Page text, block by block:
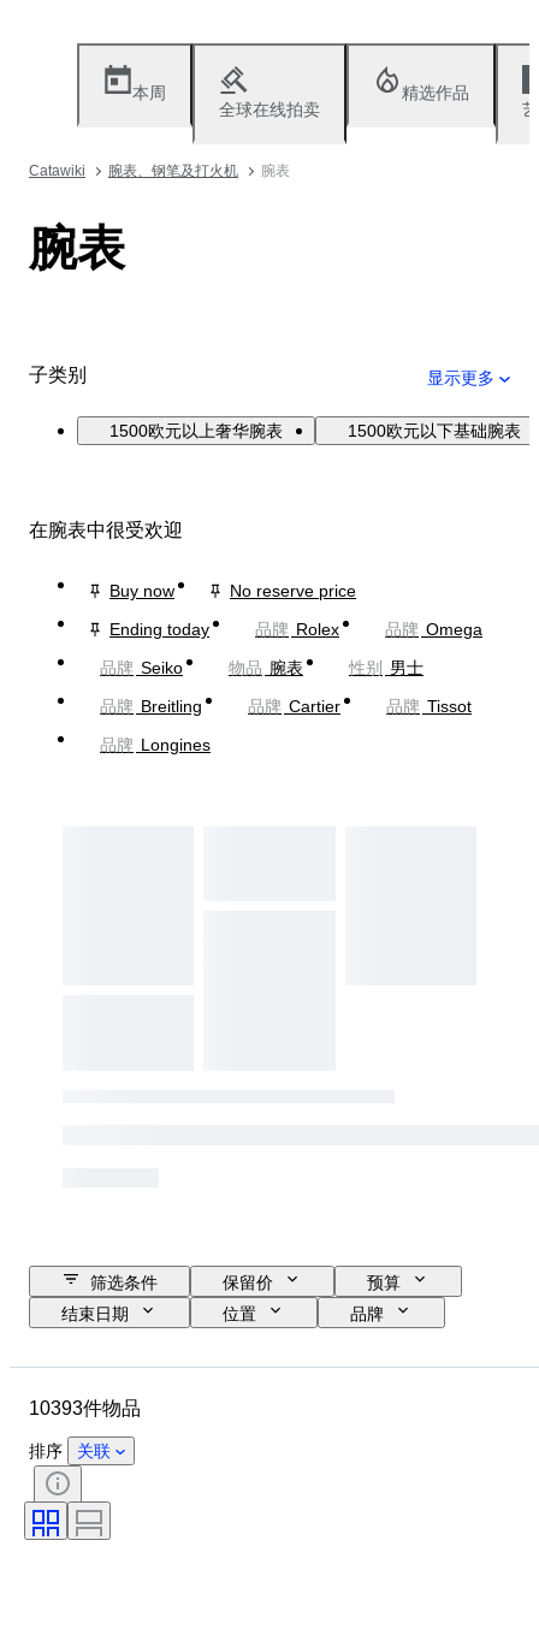
本周
全球在线拍卖
精选作品
Catawiki 腕表、钢笔及打火机 腕表
腕表
子类别 显示更多
1500欧元以上奢华腕表 1500欧元以下基础腕表
在腕表中很受欢迎
Buy now
No reserve price
Ending today
品牌 Rolex 品牌 Omega
品牌 Seiko 物品 腕表 性别
男士
品牌 Breitling 品牌 Cartier 品牌 Tissot
品牌 Longines
筛选条件 保留价
预算
结束日期
位置
品牌
状态
课题
颜色
时代
原创作品／复制品
10393件物品
排序 关联